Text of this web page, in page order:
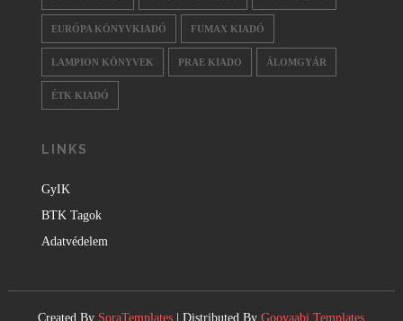
EURÓPA KÖNYVKIADÓ FUMAX KIADÓ
LAMPION KÖNYVEK PRAE KIADO ÁLOMGYÁR
ÉTK KIADÓ
LINKS
GyIK
BTK Tagok
Adatvédelem
Created By SoraTemplates | Distributed ByGooyaabi Templates